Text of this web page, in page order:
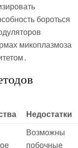
бороться
микоплазмоза
Недостатки
Возможны
побочные